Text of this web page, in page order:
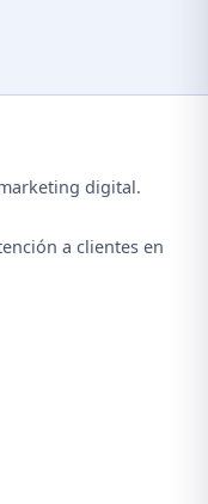
digital.
a clientes en